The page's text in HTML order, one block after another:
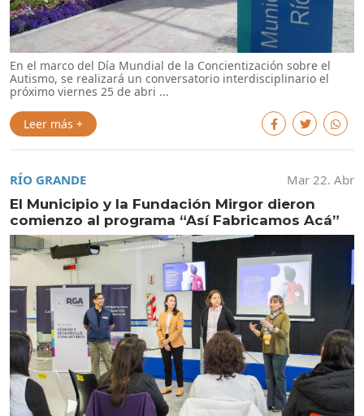
En el marco del Día Mundial de la Concientización sobre el
Autismo, se realizará un conversatorio interdisciplinario el
próximo viernes 25 de abri ...
Leer más +
RÍO GRANDE
Mar 22. Abr
El Municipio y la Fundación Mirgor dieron
comienzo al programa “Así Fabricamos Acá”